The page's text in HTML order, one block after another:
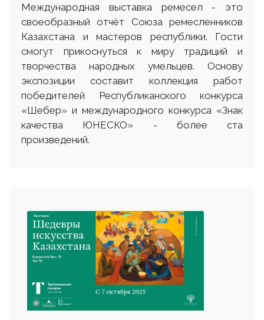
Международная выставка ремесел - это
своеобразный отчёт Союза ремесленников
Казахстана и мастеров республики. Гости
смогут прикоснуться к миру традиций и
творчества народных умельцев. Основу
экспозиции составит коллекция работ
победителей Республиканского конкурса
«Шебер» и международного конкурса «Знак
качества ЮНЕСКО» - более ста
произведений.